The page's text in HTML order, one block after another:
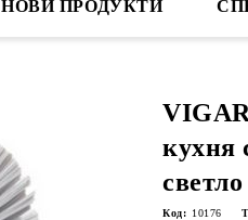
НОВИ ПРОДУКТИ
кухня
Код: 10176